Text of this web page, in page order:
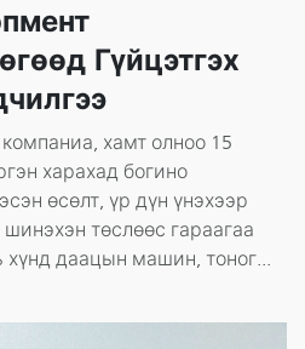
Гүйцэтгэх
хамт олноо 15
харахад богино
өсөлт, үр дүн үнэхээр
төслөөс гараагаа
даацын машин, тоног...